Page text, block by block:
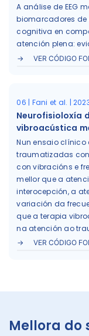
A análise de EEG
biomarcadores
cognitiva en
atención plena:
VER CÓDIGO
06 | Fani et al. |
Neurofisioloxía
vibroacústica
Nun ensaio clínico
traumatizadas
con vibracións e
mellor que a
interocepción, a
variación da
que a terapia
na atención ao
VER CÓDIGO
Mellora do